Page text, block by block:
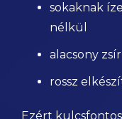
sokaknak
nélkül
alacsony
rossz
Ezért